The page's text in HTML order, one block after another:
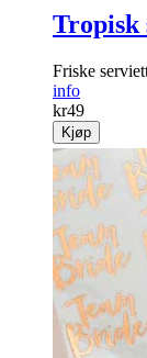
Tropisk
Friske
info
kr49
Kjøp